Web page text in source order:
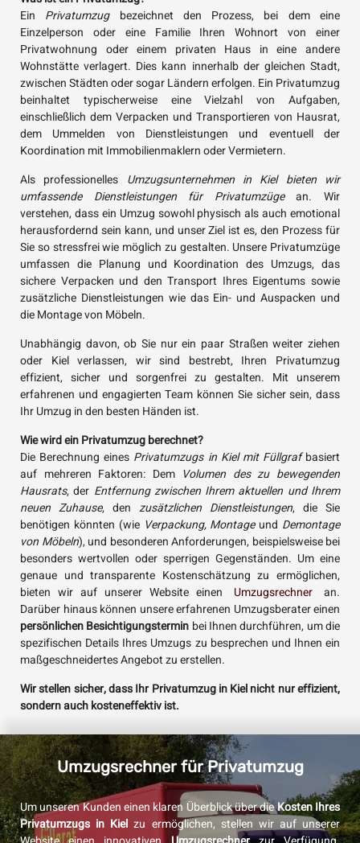
Ein Privatumzugbezeichnet den Prozess, bei dem eine
Einzelperson oder eine Familie Ihren Wohnort von einer
Privatwohnung oder einem privaten Haus in eine andere
Wohnstätte verlagert. Dies kann innerhalb der gleichen Stadt,
zwischen Städten oder sogar Ländern erfolgen. Ein Privatumzug
beinhaltet typischerweise eine Vielzahl von Aufgaben,
einschließlich dem Verpacken und Transportieren von Hausrat,
dem Ummelden von Dienstleistungen und eventuell der
Koordination mit Immobilienmaklern oder Vermietern.
Als professionelles Umzugsunternehmen in Kiel bieten wir
umfassende Dienstleistungen für Privatumzügean. Wir
verstehen, dass ein Umzug sowohl physisch als auch emotional
herausfordernd sein kann, und unser Ziel ist es, den Prozess für
Sie so stressfrei wie möglich zu gestalten. Unsere Privatumzüge
umfassen die Planung und Koordination des Umzugs, das
sichere Verpacken und den Transport Ihres Eigentums sowie
zusätzliche Dienstleistungen wie das Ein- und Auspacken und
die Montage von Möbeln.
Unabhängig davon, ob Sie nur ein paar Straßen weiter ziehen
oder Kiel verlassen, wir sind bestrebt, Ihren Privatumzug
effizient, sicher und sorgenfrei zu gestalten. Mit unserem
erfahrenen und engagierten Team können Sie sicher sein, dass
Ihr Umzug in den besten Händen ist.
Wie wird ein Privatumzug berechnet?
Die Berechnung eines Privatumzugs in Kiel mit Füllgrafbasiert
auf mehreren Faktoren: Dem Volumen des zu bewegenden
Hausrats, der Entfernung zwischen Ihrem aktuellen und Ihrem
neuen Zuhause, den zusätzlichen Dienstleistungen, die Sie
benötigen könnten (wie Verpackung, Montageund Demontage
von Möbeln), und besonderen Anforderungen, beispielsweise bei
besonders wertvollen oder sperrigen Gegenständen. Um eine
genaue und transparente Kostenschätzung zu ermöglichen,
bieten wir auf unserer Website einen
Umzugsrechner
an.
Darüber hinaus können unsere erfahrenen Umzugsberater einen
persönlichen Besichtigungstermin bei Ihnen durchführen, um die
spezifischen Details Ihres Umzugs zu besprechen und Ihnen ein
maßgeschneidertes Angebot zu erstellen.
Wir stellen sicher, dass Ihr Privatumzug in Kiel nicht nur effizient,
sondern auch kosteneffektiv ist.
Umzugsrechner für Privatumzug
Um unseren Kunden einen klaren Überblick über dieKosten Ihres
Privatumzugs in Kiel zu ermöglichen, stellen wir auf unserer